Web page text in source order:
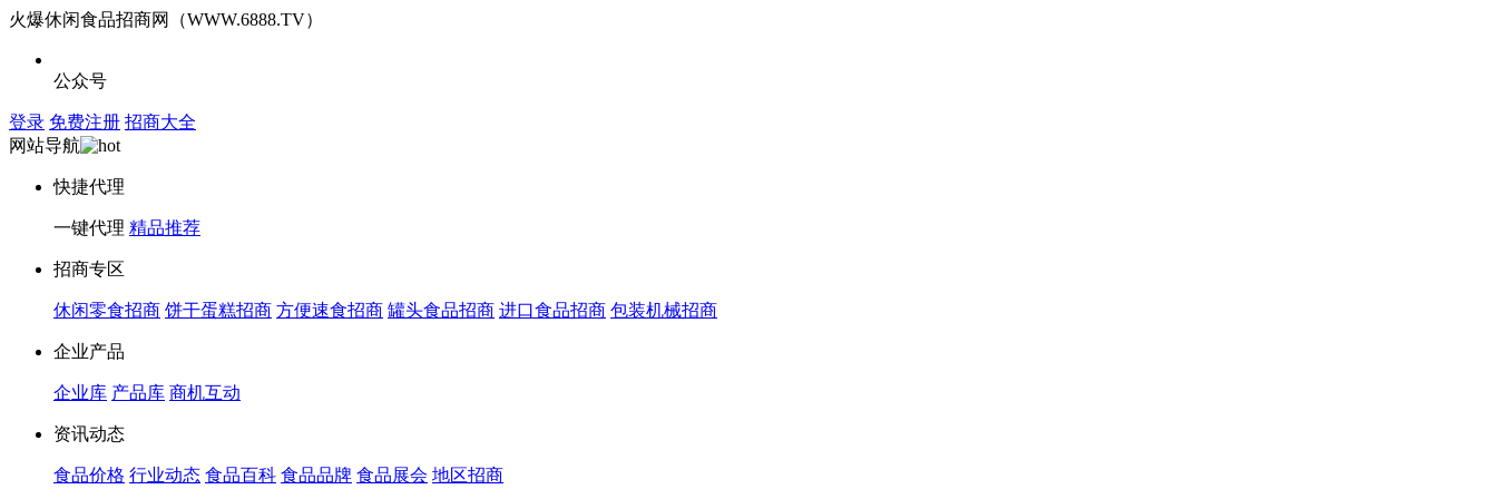
火爆休闲食品招商网（WWW.6888.TV）
公众号
登录 免费注册 招商大全
网站导航
快捷代理
一键代理 精品推荐
招商专区
休闲零食招商 饼干蛋糕招商 方便速食招商 罐头食品招商 进口食品招商 包装机械招商
企业产品
企业库 产品库 商机互动
资讯动态
食品价格 行业动态 食品百科 食品品牌 食品展会 地区招商